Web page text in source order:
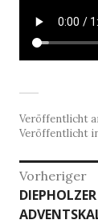
Veröffentlicht
Veröffentlicht
Vorheriger
Vorheriger
Beitrag: